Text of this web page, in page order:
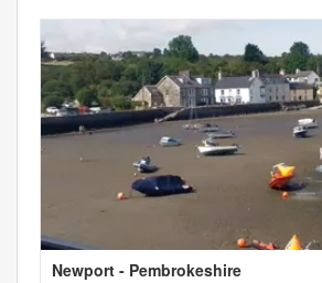
Newport - Pembrokeshire